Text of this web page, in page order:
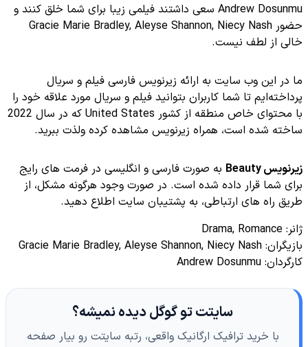
Andrew Dosunmu سعی داشتند فیلمی زیبا برای شما خلق کنند و
حضور Gracie Marie Bradley, Aleyse Shannon, Niecy Nash
خالی از لطف نیست.
ما در این وب سایت به ارائه زیرنویس فارسی فیلم و سریال
پرداخته‌ایم تا شما کاربران بتوانید فیلم و سریال مورد علاقه خود را
با محتوای خاص منطقه از کشور United States که در سال 2022
ساخته شده است، همراه زیرنویس مشاهده کرده ولذت ببرید.
زیرنویس Beauty
به صورت فارسی و انگلیسی در فرمت های رایج
برای شما قرار داده شده است. در صورت وجود هرگونه مشکل، از
طریق راه های ارتباطی، به پشتیبان سایت اطلاع دهید.
ژانر: Drama, Romance
بازیگران: Gracie Marie Bradley, Aleyse Shannon, Niecy Nash
کارگردان: Andrew Dosunmu
سایتت تو گوگل دیده نمیشه؟
با خرید ترافیک ارگانیک واقعی، رتبه سایتت رو بیار صفحه